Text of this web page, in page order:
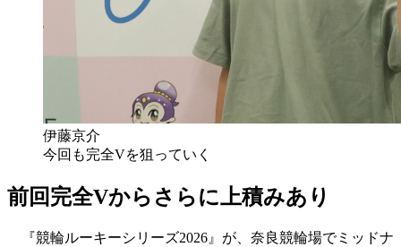
伊藤京介
今回も完全Vを狙っていく
前回完全Vからさらに上積みあり
『競輪ルーキーシリーズ2026』が、奈良競輪場でミッドナ